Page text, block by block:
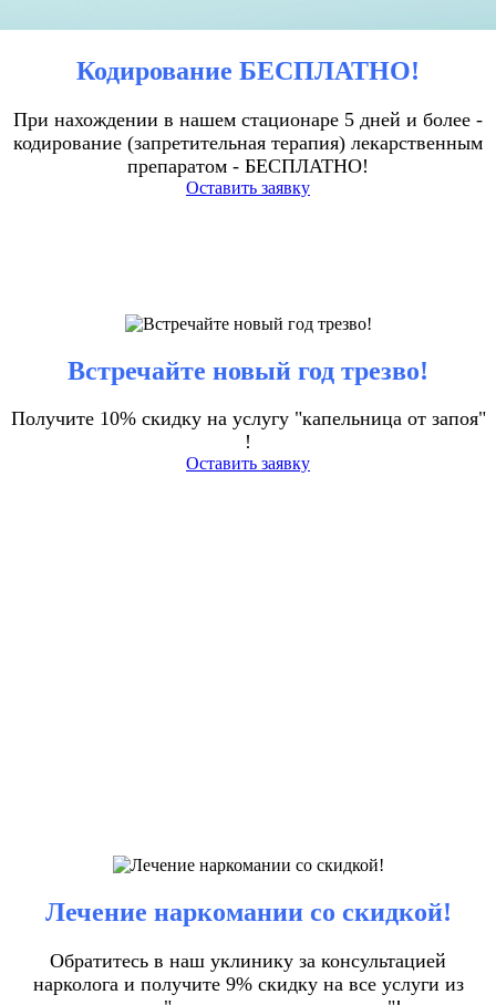
Кодирование БЕСПЛАТНО!
При нахождении в нашем стационаре 5 дней и более -
кодирование (запретительная терапия) лекарственным
препаратом - БЕСПЛАТНО!
Оставить заявку
Встречайте новый год трезво!
Получите 10% скидку на услугу "капельница от запоя"
!
Оставить заявку
Лечение наркомании со скидкой!
Обратитесь в наш уклинику за консультацией
нарколога и получите 9% скидку на все услуги из